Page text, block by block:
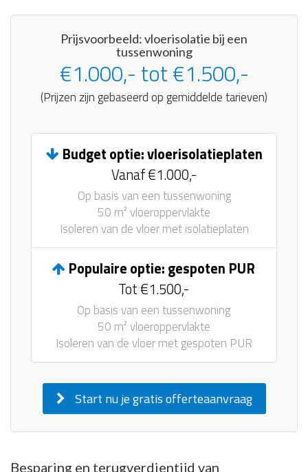
Prijsvoorbeeld: vloerisolatie bij een
tussenwoning
€1.000,- tot €1.500,-
(Prijzen zijn gebaseerd op gemiddelde tarieven)
Budget optie: vloerisolatieplaten
Vanaf €1.000,-
Op basis van een tussenwoning
50 m² vloeroppervlakte
Isoleren van de vloer met isolatieplaten
Populaire optie: gespoten PUR
Tot €1.500,-
Op basis van een tussenwoning
50 m² vloeroppervlakte
Isoleren van de vloer met gespoten PUR
Start nu je gratis offerteaanvraag
Besparing en terugverdientijd van